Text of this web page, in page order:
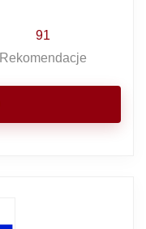
91
Rekomendacje